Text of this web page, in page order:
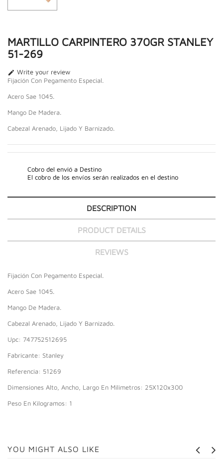
MARTILLO CARPINTERO 370GR STANLEY
51-269
 Write your review
Fijación Con Pegamento Especial.
Acero Sae 1045.
Mango De Madera.
Cabezal Arenado, Lijado Y Barnizado.
Cobro del envió a Destino
El cobro de los envíos serán realizados en el destino
DESCRIPTION
PRODUCT DETAILS
REVIEWS
Fijación Con Pegamento Especial.
Acero Sae 1045.
Mango De Madera.
Cabezal Arenado, Lijado Y Barnizado.
Upc: 747752512695
Fabricante: Stanley
Referencia: 51269
Dimensiones Alto, Ancho, Largo En Milimetros: 25X120x300
Peso En Kilogramos: 1
YOU MIGHT ALSO LIKE